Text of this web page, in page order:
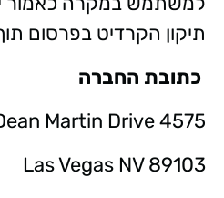
תיקון הקרדיט בפרסום
כתובת החברה
4575 Dean Martin Drive
Las Vegas NV 89103